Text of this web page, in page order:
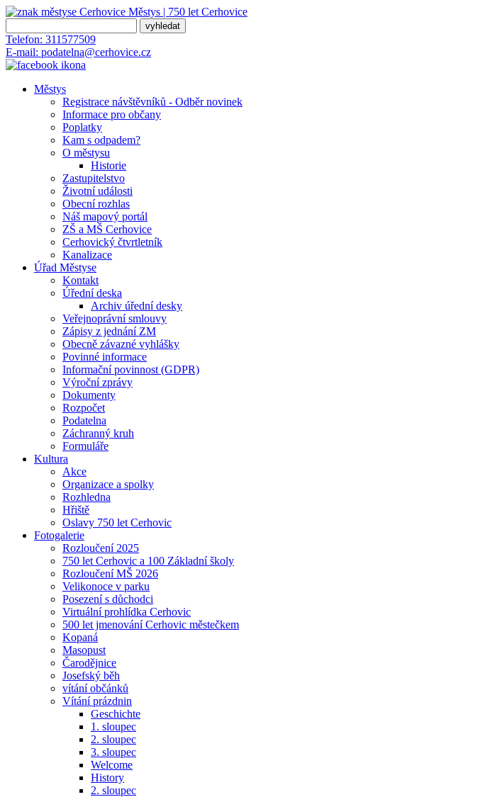
Městys | 750 let Cerhovice
Telefon: 311577509
E-mail: podatelna@cerhovice.cz
Městys
Registrace návštěvníků - Odběr novinek
Informace pro občany
Poplatky
Kam s odpadem?
O městysu
Historie
Zastupitelstvo
Životní události
Obecní rozhlas
Náš mapový portál
ZŠ a MŠ Cerhovice
Cerhovický čtvrtletník
Kanalizace
Úřad Městyse
Kontakt
Úřední deska
Archiv úřední desky
Veřejnoprávní smlouvy
Zápisy z jednání ZM
Obecně závazné vyhlášky
Povinné informace
Informační povinnost (GDPR)
Výroční zprávy
Dokumenty
Rozpočet
Podatelna
Záchranný kruh
Formuláře
Kultura
Akce
Organizace a spolky
Rozhledna
Hřiště
Oslavy 750 let Cerhovic
Fotogalerie
Rozloučení 2025
750 let Cerhovic a 100 Základní školy
Rozloučení MŠ 2026
Velikonoce v parku
Posezení s důchodci
Virtuální prohlídka Cerhovic
500 let jmenování Cerhovic městečkem
Kopaná
Masopust
Čarodějnice
Josefský běh
vítání občánků
Vítání prázdnin
Geschichte
1. sloupec
2. sloupec
3. sloupec
Welcome
History
2. sloupec